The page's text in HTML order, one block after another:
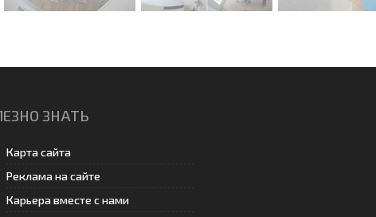
ЗНАТЬ
Карта сайта
Реклама на сайте
Карьера вместе с нами